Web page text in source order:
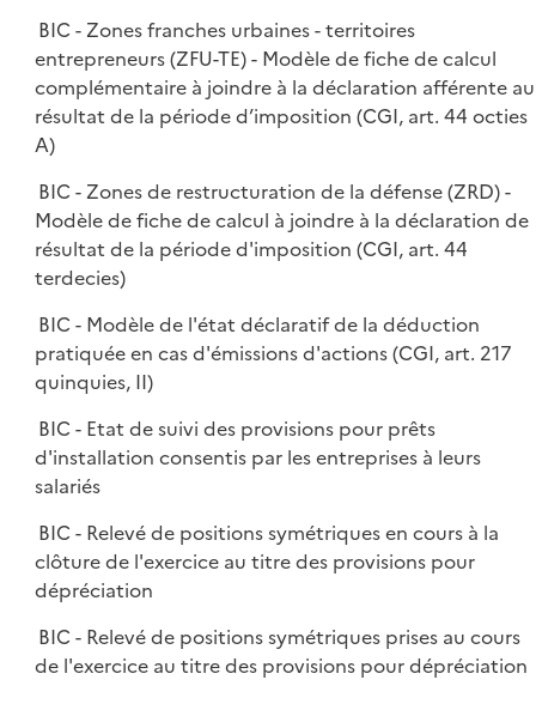
BIC - Zones franches urbaines - territoires
entrepreneurs (ZFU-TE) - Modèle de fiche de calcul
complémentaire à joindre à la déclaration afférente au
résultat de la période d’imposition (CGI, art. 44 octies
A)
BIC - Zones de restructuration de la défense (ZRD) -
Modèle de fiche de calcul à joindre à la déclaration de
résultat de la période d'imposition (CGI, art. 44
terdecies)
BIC - Modèle de l'état déclaratif de la déduction
pratiquée en cas d'émissions d'actions (CGI, art. 217
quinquies, II)
BIC - Etat de suivi des provisions pour prêts
d'installation consentis par les entreprises à leurs
salariés
BIC - Relevé de positions symétriques en cours à la
clôture de l'exercice au titre des provisions pour
dépréciation
BIC - Relevé de positions symétriques prises au cours
de l'exercice au titre des provisions pour dépréciation